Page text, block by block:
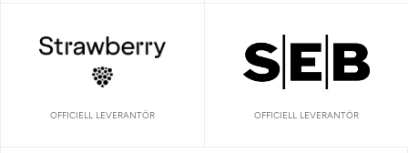
OFFICIELL LEVERANTÖR OFFICIELL LEVERANTÖR